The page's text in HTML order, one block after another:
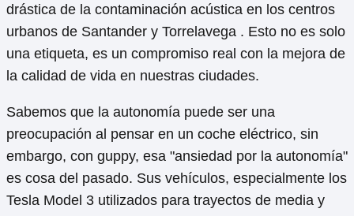
drástica de la contaminación acústica en los centros
urbanos de Santander y Torrelavega . Esto no es solo
una etiqueta, es un compromiso real con la mejora de
la calidad de vida en nuestras ciudades.
Sabemos que la autonomía puede ser una
preocupación al pensar en un coche eléctrico, sin
embargo, con guppy, esa "ansiedad por la autonomía"
es cosa del pasado. Sus vehículos, especialmente los
Tesla Model 3 utilizados para trayectos de media y